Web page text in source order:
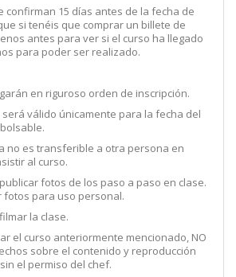
confirman 15 días antes de la fecha de
si tenéis que comprar un billete de
antes para ver si el curso ha llegado
para poder ser realizado.
en riguroso orden de inscripción.
válido únicamente para la fecha del
no es transferible a otra persona en
al curso.
fotos de los paso a paso en clase.
fotos para uso personal.
la clase.
el curso anteriormente mencionado, NO
sobre el contenido y reproducción
el permiso del chef.